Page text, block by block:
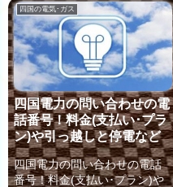
んなデメリットがあるのかは
ご存知ですか？ もし、四国電
力と契約していて、｢よんでん
コンシェルジュ｣や｢よんでん
ポイント｣を知らない、利用し
ていないというあなた、月々
の電気料金が 今よりもっとお
トクになるかもしれません！
まずは、｢よんでんコンシェル
ジュ｣や｢よんでんポイント｣の
メリットから、四国電力の料...
四国の電気･ガス
四国電力の問い合わせの電
話番号！料金(支払い･プラ
ン)や引っ越しと停電など
四国電力の問い合わせの電話
番号！料金(支払い･プラン)や